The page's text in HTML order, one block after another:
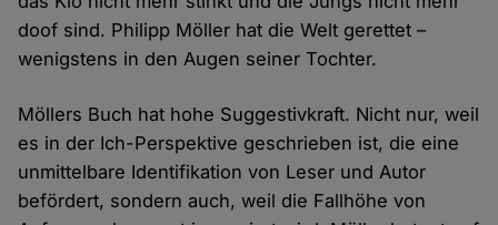
doof sind. Philipp Möller hat die Welt gerettet –
wenigstens in den Augen seiner Tochter.
Möllers Buch hat hohe Suggestivkraft. Nicht nur, weil
es in der Ich-Perspektive geschrieben ist, die eine
unmittelbare Identifikation von Leser und Autor
befördert, sondern auch, weil die Fallhöhe von